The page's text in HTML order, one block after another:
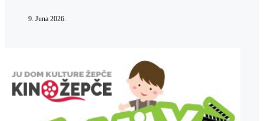
9. Juna 2026.